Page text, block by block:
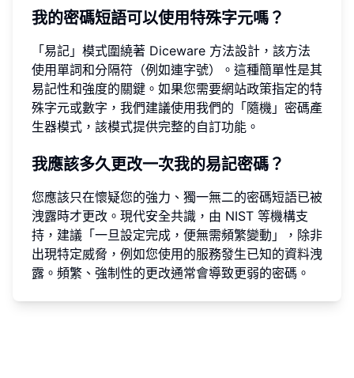
我的密碼短語可以使用特殊字元嗎？
「易記」模式圍繞著 Diceware 方法設計，該方法
使用單詞和分隔符（例如連字號）。這種簡單性是其
易記性和強度的關鍵。如果您需要網站政策指定的特
殊字元或數字，我們建議使用我們的「隨機」密碼產
生器模式，該模式提供完整的自訂功能。
我應該多久更改一次我的易記密碼？
您應該只在懷疑您的強力、獨一無二的密碼短語已被
洩露時才更改。現代安全共識，由 NIST 等機構支
持，建議「一旦設定完成，便無需頻繁變動」，除非
出現特定威脅，例如您使用的服務發生已知的資料洩
露。頻繁、強制性的更改通常會導致更弱的密碼。